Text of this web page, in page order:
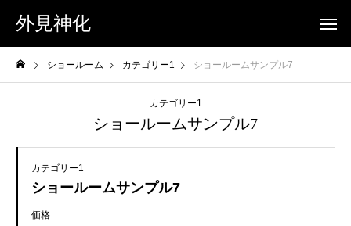
外見神化
ショールーム カテゴリー1 ショールームサンプル7
カテゴリー1
ショールームサンプル7
カテゴリー1
ショールームサンプル7
価格